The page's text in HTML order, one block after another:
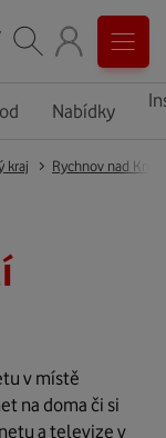
Nabídky
kraj Rychnov nad
v místě
na doma či si
a televize v